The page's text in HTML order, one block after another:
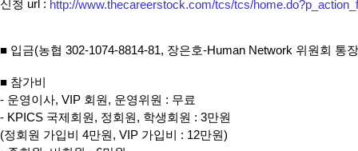
신청 url : http://www.thecareerstock.com/tcs/tcs/
■ 입금(농협 302-1074-8814-81, 장은호-Human Network 위원회 통
■ 참가비
- 운영이사, VIP 회원, 운영위원 : 무료
- KPICS 국제회원, 정회원, 학생회원 : 3만원
(정회원 가입비 4만원, VIP 가입비 : 12만원)